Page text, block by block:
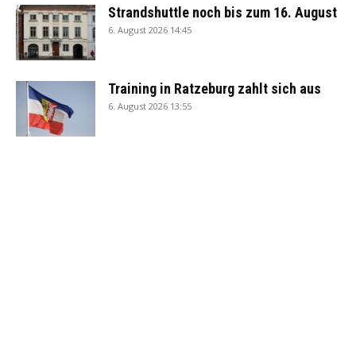
Strandshuttle noch bis zum 16. August
6. August 2026 14:45
Training in Ratzeburg zahlt sich aus
6. August 2026 13:55